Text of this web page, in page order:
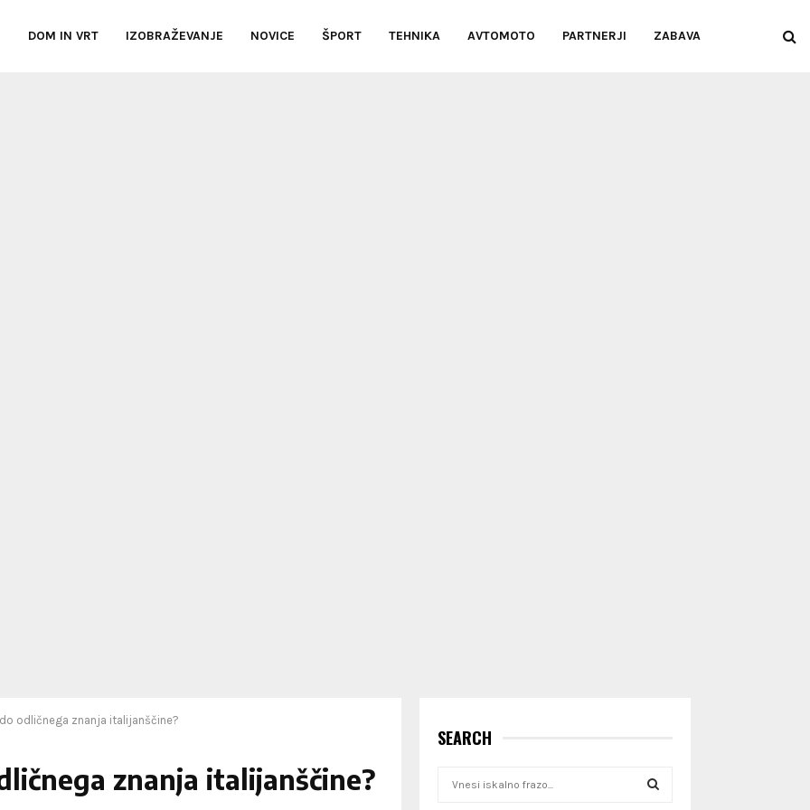
DOM IN VRT IZOBRAŽEVANJE NOVICE ŠPORT TEHNIKA AVTOMOTO PARTNERJI ZABAVA
odličnega znanja italijanščine?
znanja italijanščine?
SEARCH